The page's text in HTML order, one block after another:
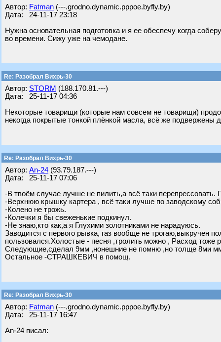
Автор: Fatman (---.grodno.dynamic.pppoe.byfly.by)
Дата: 24-11-17 23:18
Нужна основательная подготовка и я ее обеспечу когда
во времени. Сижу уже на чемодане.
Re: Разобрал Вихрь-30
Автор: STORM (188.170.81.---)
Дата: 25-11-17 04:36
Некоторые товарищи (которые нам совсем не товарищи)
некогда покрытые тонкой плёнкой масла, всё же подвержены
Re: Разобрал Вихрь-30
Автор: An-24 (93.79.187.---)
Дата: 25-11-17 07:06
-В твоём случае лучше не пилить,а всё таки
-Верхнюю крышку картера , всё таки лучше по заводскому
-Колено не трожь.
-Колечки я бы свеженькие подкинул.
-Не знаю,кто как,а я Глухими золотниками не нарадуюсь.
Заводится с первого рывка, газ вообще не трогаю,выкручен
пользовался.Холостые - песня ,тролить можно , Расход
Следующие,сделал 9мм ,нонешние не помню ,но толще 8ми
Остальное -СТРАШКЕВИЧ в помощ.
Re: Разобрал Вихрь-30
Автор: Fatman (---.grodno.dynamic.pppoe.byfly.by)
Дата: 25-11-17 16:47
An-24 писал: